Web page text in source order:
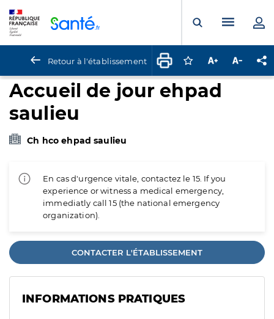
Ouvrir laMenu
Retour à l'établissement Connectez-vous
Augmenter la
Accueil de jour ehpad
saulieu
Ch hco ehpad saulieu
En cas d'urgence vitale, contactez le 15. If you
experience or witness a medical emergency,
immediatly call 15 (the national emergency
organization).
CONTACTER L'ÉTABLISSEMENT
INFORMATIONS PRATIQUES